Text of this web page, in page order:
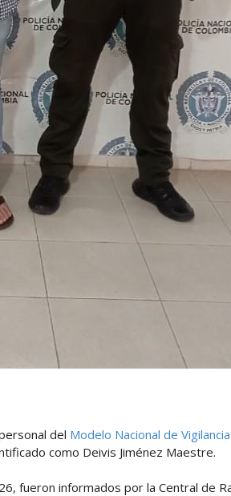
del Modelo Nacional de Vigilancia
como Deivis Jiménez Maestre.
fueron informados por la Central de